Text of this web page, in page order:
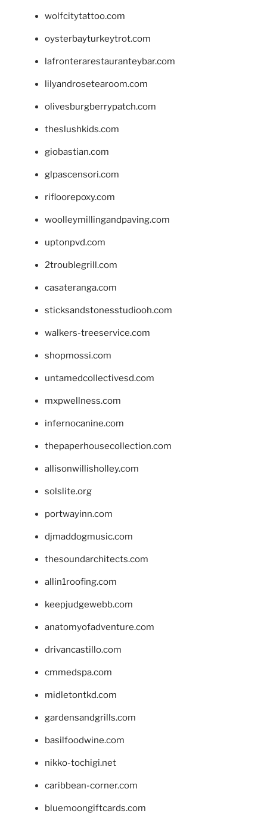
wolfcitytattoo.com
oysterbayturkeytrot.com
lafronterarestauranteybar.com
lilyandrosetearoom.com
olivesburgberrypatch.com
theslushkids.com
giobastian.com
glpascensori.com
rifloorepoxy.com
woolleymillingandpaving.com
uptonpvd.com
2troublegrill.com
casateranga.com
sticksandstonesstudiooh.com
walkers-treeservice.com
shopmossi.com
untamedcollectivesd.com
mxpwellness.com
infernocanine.com
thepaperhousecollection.com
allisonwillisholley.com
solslite.org
portwayinn.com
djmaddogmusic.com
thesoundarchitects.com
allin1roofing.com
keepjudgewebb.com
anatomyofadventure.com
drivancastillo.com
cmmedspa.com
midletontkd.com
gardensandgrills.com
basilfoodwine.com
nikko-tochigi.net
caribbean-corner.com
bluemoongiftcards.com